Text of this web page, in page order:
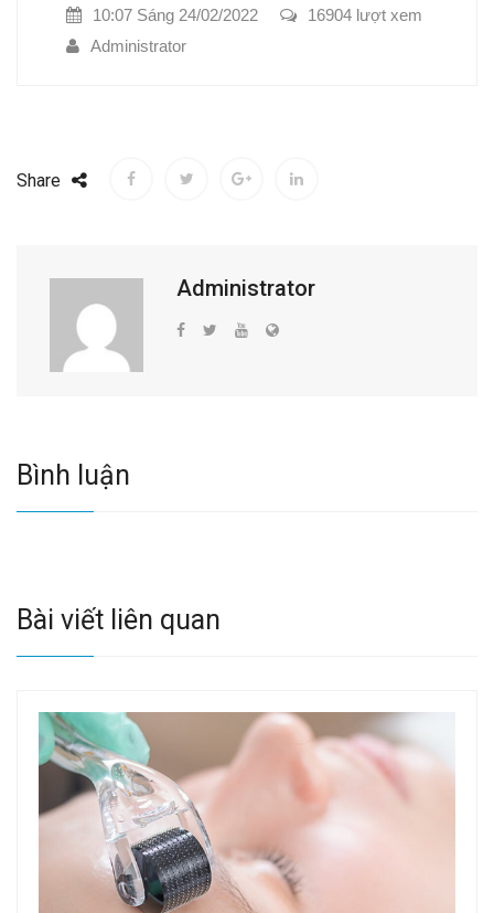
10:07 Sáng 24/02/2022
16904 lượt xem
Administrator
Share
Administrator
Bình luận
Bài viết liên quan